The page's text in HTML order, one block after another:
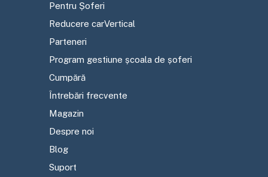
Pentru Șoferi
Reducere carVertical
Parteneri
Program gestiune școala de șoferi
Cumpără
Întrebări frecvente
Magazin
Despre noi
Blog
Suport